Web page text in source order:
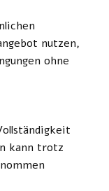
nutzen,
ohne
kann trotz